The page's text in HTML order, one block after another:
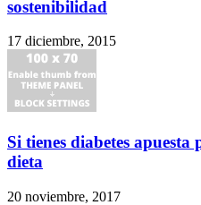
sostenibilidad
17 diciembre, 2015
Si tienes diabetes
dieta
20 noviembre, 2017